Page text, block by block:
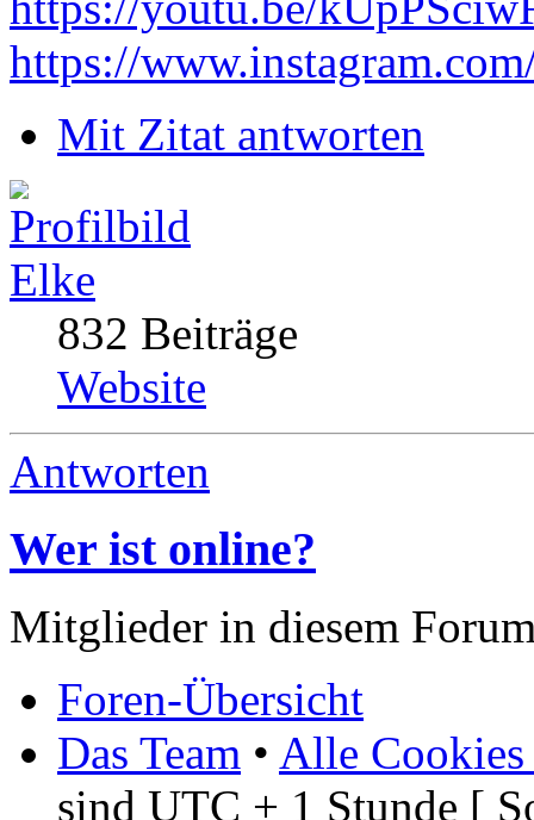
https://
Mit Zitat antworten
Elke
832 Beiträge
Website
Antworten
Wer ist online?
Mitglieder in diesem
Foren-Übersicht
Das Team • Alle Cookies
sind UTC + 1 Stunde [